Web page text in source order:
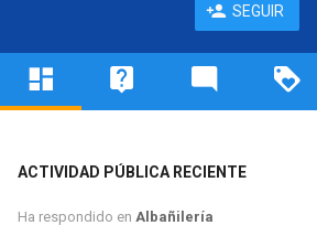
SEGUIR
ACTIVIDAD PÚBLICA RECIENTE
Ha respondido en Albañilería